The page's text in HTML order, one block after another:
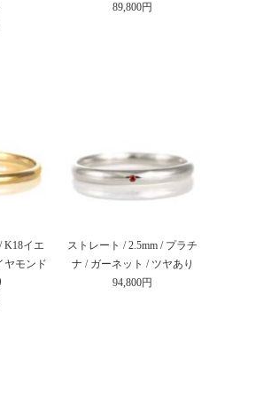
89,800円
K18イエ
ヤモンド
ストレート / 2.5mm / プラチ
ナ / ガーネット / ツヤあり
94,800円